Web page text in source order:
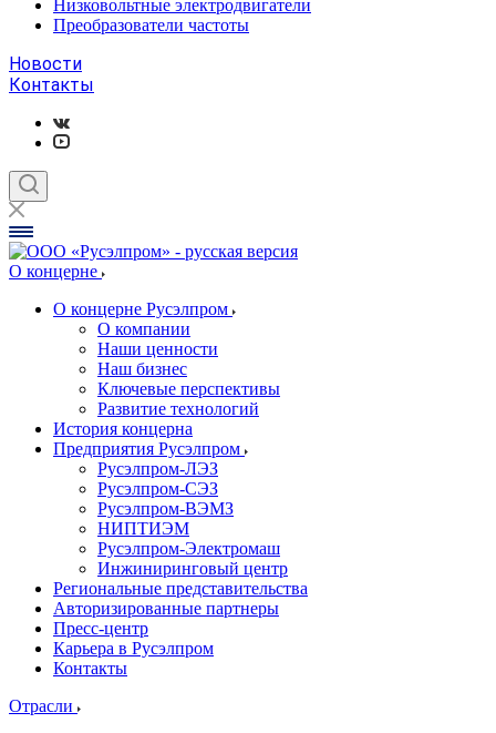
Низковольтные электродвигатели
Преобразователи частоты
Новости
Контакты
О концерне
О концерне Русэлпром
О компании
Наши ценности
Наш бизнес
Ключевые перспективы
Развитие технологий
История концерна
Предприятия Русэлпром
Русэлпром-ЛЭЗ
Русэлпром-СЭЗ
Русэлпром-ВЭМЗ
НИПТИЭМ
Русэлпром-Электромаш
Инжиниринговый центр
Региональные представительства
Авторизированные партнеры
Пресс-центр
Карьера в Русэлпром
Контакты
Отрасли